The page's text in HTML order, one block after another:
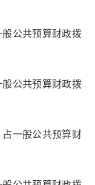
公共预算财政拨
公共预算财政拨
一般公共预算财